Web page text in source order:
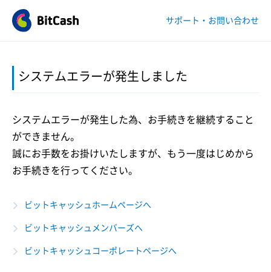
サポート・お問い合わせ
システムエラーが発生しました
システムエラーが発生した為、お手続きを継続すること
ができません。
誠にお手数をお掛けいたしますが、もう一度はじめから
お手続きを行ってください。
ビットキャッシュホームページへ
ビットキャッシュメンバーズへ
ビットキャッシュコーポレートページへ